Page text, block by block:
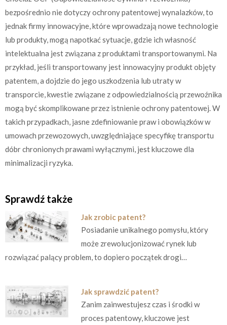
bezpośrednio nie dotyczy ochrony patentowej wynalazków, to
jednak firmy innowacyjne, które wprowadzają nowe technologie
lub produkty, mogą napotkać sytuacje, gdzie ich własność
intelektualna jest związana z produktami transportowanymi. Na
przykład, jeśli transportowany jest innowacyjny produkt objęty
patentem, a dojdzie do jego uszkodzenia lub utraty w
transporcie, kwestie związane z odpowiedzialnością przewoźnika
mogą być skomplikowane przez istnienie ochrony patentowej. W
takich przypadkach, jasne zdefiniowanie praw i obowiązków w
umowach przewozowych, uwzględniające specyfikę transportu
dóbr chronionych prawami wyłącznymi, jest kluczowe dla
minimalizacji ryzyka.
Sprawdź także
Jak zrobic patent?
Posiadanie unikalnego pomysłu, który
może zrewolucjonizować rynek lub
rozwiązać palący problem, to dopiero początek drogi…
Jak sprawdzić patent?
Zanim zainwestujesz czas i środki w
proces patentowy, kluczowe jest